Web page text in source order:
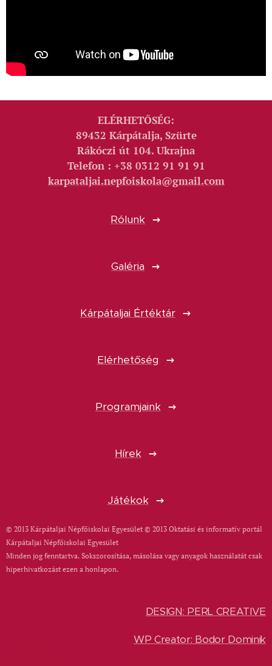
ELÉRHETŐSÉG:
89432 Kárpátalja, Szürte
Rákóczi út 104. Ukrajna
Telefon : +38 0312 91 91 91
karpataljai.nepfoiskola@gmail.com
Rólunk
Galéria
Kárpátaljai Értéktár
Elérhetőség
Programjaink
Hírek
Játékok
© 2013 Kárpátaljai Népfőiskolai Egyesület © 2013 Oktatási és informatív portál
Kárpátaljai Népfőiskolai Egyesület
Minden jog fenntartva. Sokszorosítása, másolása vagy anyagok használatát csak
hiperhivatkozást ezen a honlapon.
DESIGN: PERL CREATIVE
WP Creator: Bodor Dominik